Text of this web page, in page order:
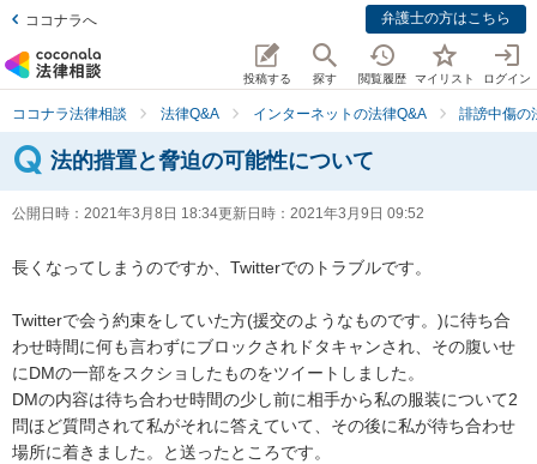
ココナラへ 弁護士の方はこちら
投稿する 探す 閲覧履歴 マイリスト ログイン
ココナラ法律相談 法律Q&A インターネットの法律Q&A 誹謗中傷の
法的措置と脅迫の可能性について
公開日時： 2021年3月8日 18:34更新日時： 2021年3月9日 09:52
長くなってしまうのですか、Twitterでのトラブルです。
Twitterで会う約束をしていた方(援交のようなものです。)に待ち合
わせ時間に何も言わずにブロックされドタキャンされ、その腹いせ
にDMの一部をスクショしたものをツイートしました。
DMの内容は待ち合わせ時間の少し前に相手から私の服装について2
問ほど質問されて私がそれに答えていて、その後に私が待ち合わせ
場所に着きました。と送ったところです。